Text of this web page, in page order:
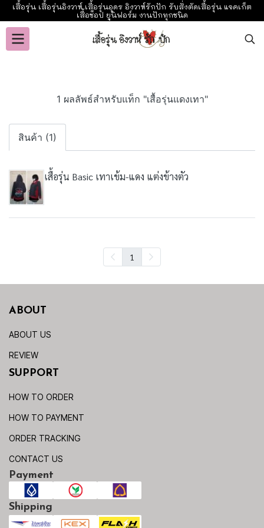
เสื้อรุ่น เสื้อรุ่นอิงวาห์ เสื้อรุ่นอุดร อิงวาห์รักปัก รับสั่งตัดเสื้อรุ่น แจคเก็ต
เสื้อช็อป ยูนิฟอร์ม งานปักทุกชนิด
1 ผลลัพธ์สำหรับแท็ก "เสื้อรุ่นแดงเทา"
สินค้า (1)
เสื้อรุ่น Basic เทาเข้ม-แดง แต่งข้างตัว
1
ABOUT
ABOUT US
REVIEW
SUPPORT
HOW TO ORDER
HOW TO PAYMENT
ORDER TRACKING
CONTACT US
Payment
Shipping